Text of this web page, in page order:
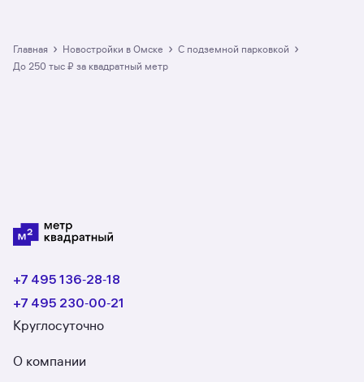
за квадратный метр в Омске: в разделе
размещено 4 ЖК. Гарантия сделки: вернём
Главная › Новостройки в Омске › с подземной парковкой ›
до 250 тыс ₽ за квадратный метр
+7 495 136‑28‑18
+7 495 230‑00‑21
Круглосуточно
О компании